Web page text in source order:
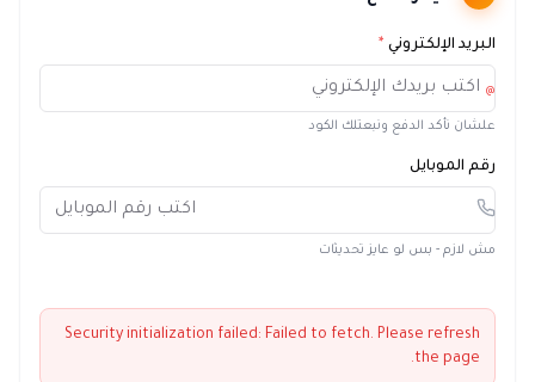
البريد الإلكتروني *
@
علشان نأكد الدفع ونبعتلك الكود
رقم الموبايل
مش لازم - بس لو عايز تحديثات
Security initialization failed: Failed to fetch. Please refresh
the page.